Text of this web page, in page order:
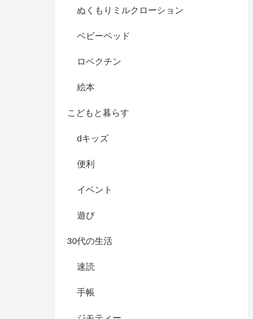
ぬくもりミルクローション
ベビーベッド
ロベクチン
絵本
こどもと暮らす
dキッズ
便利
イベント
遊び
30代の生活
速読
手帳